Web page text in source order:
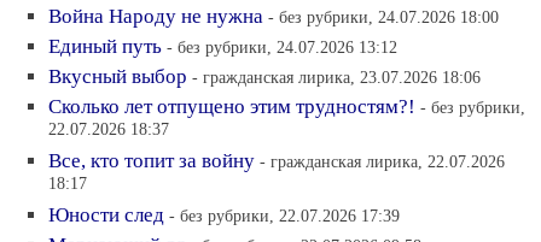
Война Народу не нужна - без рубрики, 24.07.2026 18:00
Единый путь - без рубрики, 24.07.2026 13:12
Вкусный выбор - гражданская лирика, 23.07.2026 18:06
Сколько лет отпущено этим трудностям?! - без рубрики,
22.07.2026 18:37
Все, кто топит за войну - гражданская лирика, 22.07.2026
18:17
Юности след - без рубрики, 22.07.2026 17:39